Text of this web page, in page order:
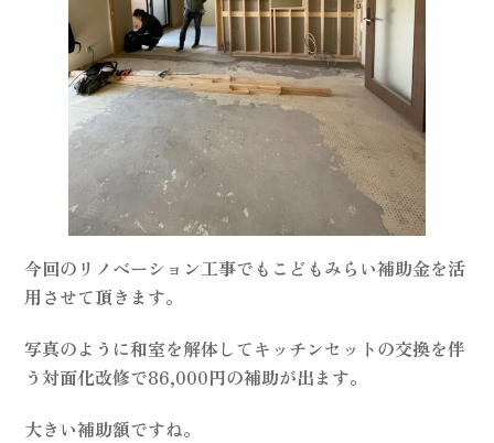
今回のリノベーション工事でもこどもみらい補助金を活
用させて頂きます。
写真のように和室を解体してキッチンセットの交換を伴
う対面化改修​で86,000円の補助が出ます。
大きい補助額ですね。